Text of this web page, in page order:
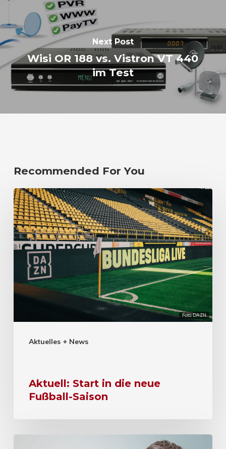
Next Post
Wisi OR 188 vs. Vistron VT 440
im Test
Recommended For You
Foto: DAZN
Aktuelles + News
Aktuell: Start in die neue
Fußball-Saison